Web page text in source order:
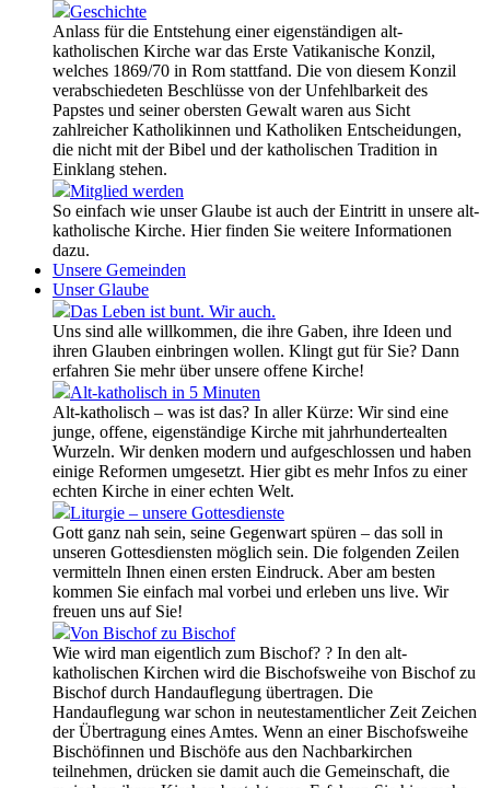
Geschichte
Anlass für die Entstehung einer eigenständigen alt-
katholischen Kirche war das Erste Vatikanische Konzil,
welches 1869/70 in Rom stattfand. Die von diesem Konzil
verabschiedeten Beschlüsse von der Unfehlbarkeit des
Papstes und seiner obersten Gewalt waren aus Sicht
zahlreicher Katholikinnen und Katholiken Entscheidungen,
die nicht mit der Bibel und der katholischen Tradition in
Einklang stehen.
Mitglied werden
So einfach wie unser Glaube ist auch der Eintritt in unsere alt-
katholische Kirche. Hier finden Sie weitere Informationen
dazu.
Unsere Gemeinden
Unser Glaube
Das Leben ist bunt. Wir auch.
Uns sind alle willkommen, die ihre Gaben, ihre Ideen und
ihren Glauben einbringen wollen. Klingt gut für Sie? Dann
erfahren Sie mehr über unsere offene Kirche!
Alt-katholisch in 5 Minuten
Alt-katholisch – was ist das? In aller Kürze: Wir sind eine
junge, offene, eigenständige Kirche mit jahrhundertealten
Wurzeln. Wir denken modern und aufgeschlossen und haben
einige Reformen umgesetzt. Hier gibt es mehr Infos zu einer
echten Kirche in einer echten Welt.
Liturgie – unsere Gottesdienste
Gott ganz nah sein, seine Gegenwart spüren – das soll in
unseren Gottesdiensten möglich sein. Die folgenden Zeilen
vermitteln Ihnen einen ersten Eindruck. Aber am besten
kommen Sie einfach mal vorbei und erleben uns live. Wir
freuen uns auf Sie!
Von Bischof zu Bischof
Wie wird man eigentlich zum Bischof? ? In den alt-
katholischen Kirchen wird die Bischofsweihe von Bischof zu
Bischof durch Handauflegung übertragen. Die
Handauflegung war schon in neutestamentlicher Zeit Zeichen
der Übertragung eines Amtes. Wenn an einer Bischofsweihe
Bischöfinnen und Bischöfe aus den Nachbarkirchen
teilnehmen, drücken sie damit auch die Gemeinschaft, die